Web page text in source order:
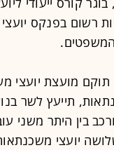
רשום בפנקס
מועצת יועצי
תייעץ לשר
בין היתר משני
יועצי